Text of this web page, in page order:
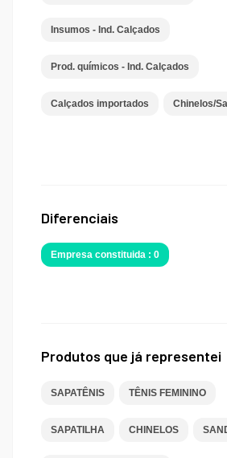
Insumos - Ind. Calçados
Prod. químicos - Ind. Calçados
Calçados importados Chinelos/
Diferenciais
Empresa constituida : 0
Produtos que já representei
SAPATÊNIS TÊNIS FEMININO
SAPATILHA CHINELOS